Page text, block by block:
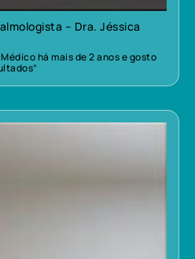
– Dra. Jéssica
há mais de 2 anos e gosto